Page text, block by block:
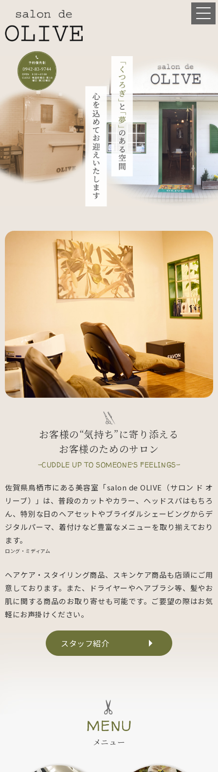
お客様の“気持ち”に寄り添える
お客様のためのサロン
-CUDDLE UP TO SOMEONE’S FEELINGS-
佐賀県鳥栖市にある美容室「salon de OLIVE（サロン ド オ
リーブ）」は、普段のカットやカラー、ヘッドスパはもちろ
ん、特別な日のヘアセットやブライダルシェービングからデ
ジタルパーマ、着付けなど豊富なメニューを取り揃えており
ます。
ロング・ミディアム
ヘアケア・スタイリング商品、スキンケア商品も店頭にご用
意しております。また、ドライヤーやヘアブラシ等、髪やお
肌に関する商品のお取り寄せも可能です。ご要望の際はお気
軽にお声掛けください。
スタッフ紹介
MENU
メニュー